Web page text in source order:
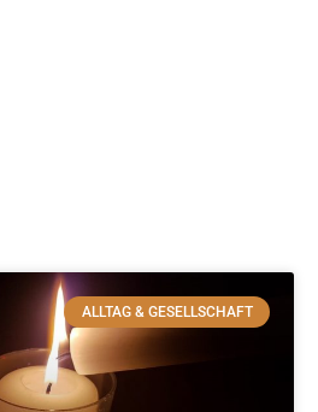
ALLTAG & GESELLSCHAFT